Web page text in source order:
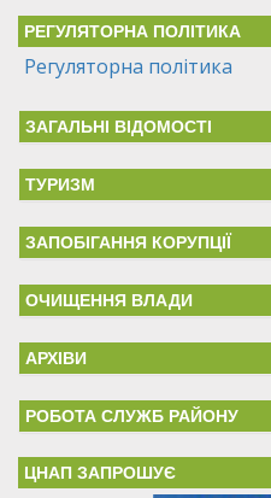
РЕГУЛЯТОРНА ПОЛІТИКА
Регуляторна політика
ЗАГАЛЬНІ ВІДОМОСТІ
ТУРИЗМ
ЗАПОБІГАННЯ КОРУПЦІЇ
ОЧИЩЕННЯ ВЛАДИ
АРХІВИ
РОБОТА СЛУЖБ РАЙОНУ
ЦНАП ЗАПРОШУЄ